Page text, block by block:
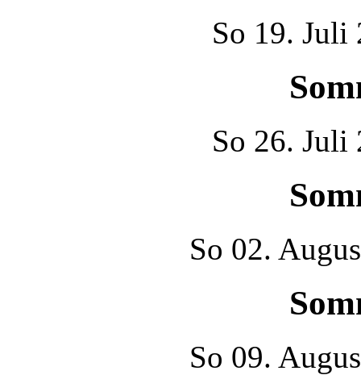
So 19. Juli
So 26. Juli
So 02.
So 09.